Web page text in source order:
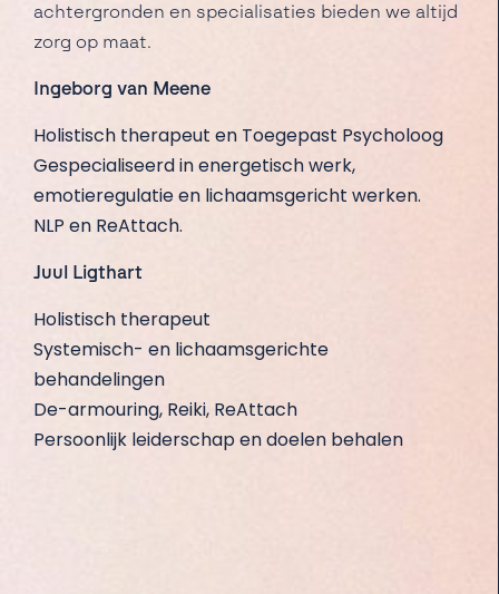
achtergronden en specialisaties bieden we altijd
zorg op maat.
Ingeborg van Meene
Holistisch therapeut en Toegepast Psycholoog
Gespecialiseerd in energetisch werk,
emotieregulatie en lichaamsgericht werken.
NLP en ReAttach.
Juul Ligthart
Holistisch therapeut
Systemisch- en lichaamsgerichte
behandelingen
De-armouring, Reiki, ReAttach
Persoonlijk leiderschap en doelen behalen